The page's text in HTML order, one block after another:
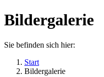
Bildergalerie
Sie befinden sich hier:
Start
Bildergalerie